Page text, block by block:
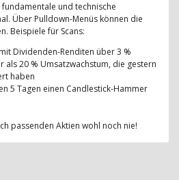
fundamentale und technische
Über Pulldown-Menüs können die
Beispiele für Scans:
Dividenden-Renditen über 3 %
als 20 % Umsatzwachstum, die gestern
haben
5 Tagen einen Candlestick-Hammer
passenden Aktien wohl noch nie!